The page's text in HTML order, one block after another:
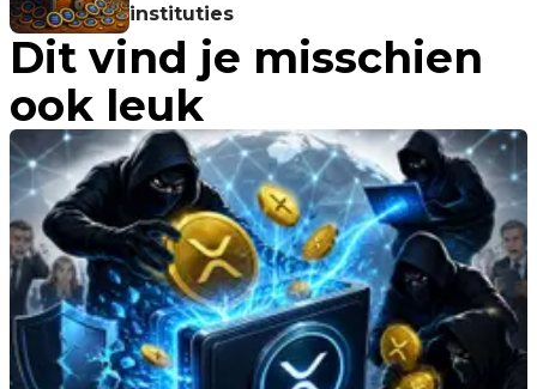
instituties
Dit vind je misschien
ook leuk